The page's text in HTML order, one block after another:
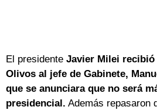
El presidente Javier Milei recibió
Olivos al jefe de Gabinete,
que se anunciara que no será
presidencial. Además repasaron